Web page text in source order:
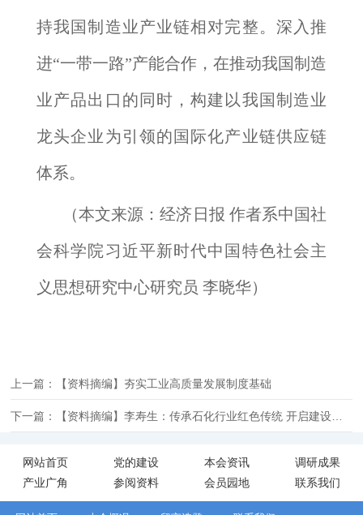
持我国制造业产业链相对完整。深入推
进“一带一路”产能合作，在推动我国制造
业产品出口的同时，构建以我国制造业
龙头企业为引领的国际化产业链供应链
体系。
（本文来源：经济日报 作者系中国社
会科学院习近平新时代中国特色社会主
义思想研究中心研究员 李晓华）
上一篇：【资料摘编】夯实工业高质量发展制度基础
下一篇：【资料摘编】李寿生：传承石化行业红色传统 开启建设石化强国新征程
网站首页 党的建设 本会资讯
调研成果
产业广角
参阅资料 会员园地 联系我们